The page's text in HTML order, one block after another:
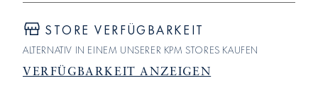
STORE VERFÜGBARKEIT
ALTERNATIV IN EINEM UNSERER KPM STORES KAUFEN
VERFÜGBARKEIT ANZEIGEN